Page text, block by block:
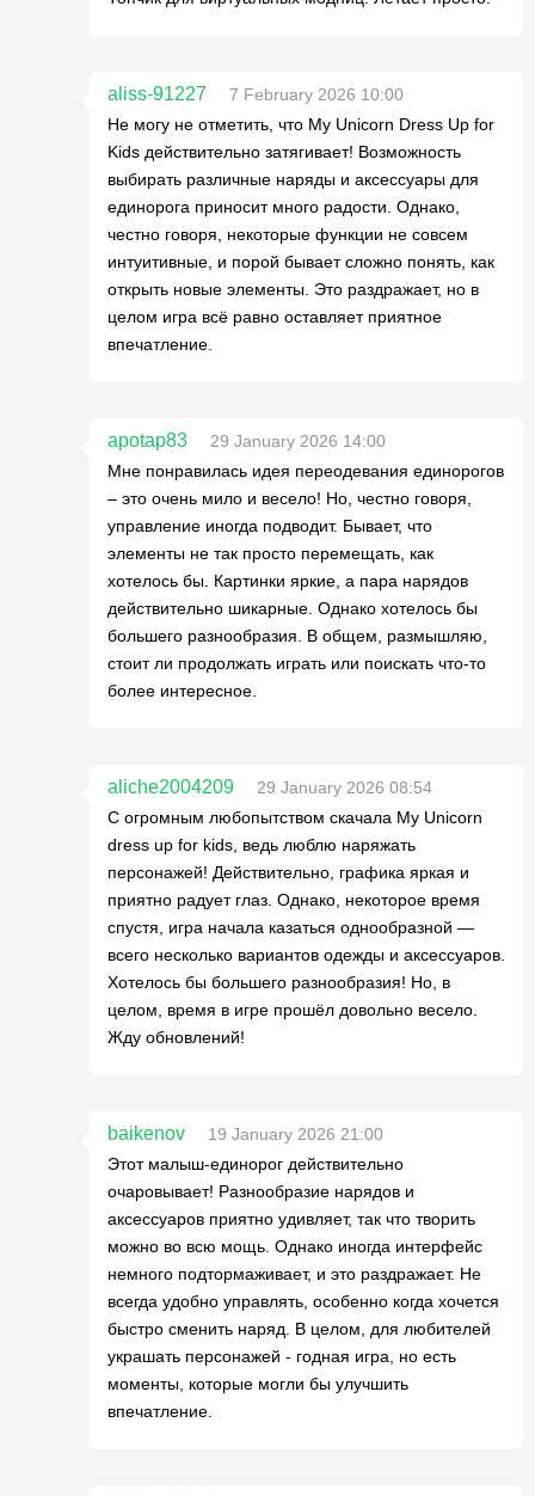
aliss-91227
7 February 2026 10:00
Не могу не отметить, что My Unicorn Dress Up for
Kids действительно затягивает! Возможность
выбирать различные наряды и аксессуары для
единорога приносит много радости. Однако,
честно говоря, некоторые функции не совсем
интуитивные, и порой бывает сложно понять, как
открыть новые элементы. Это раздражает, но в
целом игра всё равно оставляет приятное
впечатление.
apotap83
29 January 2026 14:00
Мне понравилась идея переодевания единорогов
– это очень мило и весело! Но, честно говоря,
управление иногда подводит. Бывает, что
элементы не так просто перемещать, как
хотелось бы. Картинки яркие, а пара нарядов
действительно шикарные. Однако хотелось бы
большего разнообразия. В общем, размышляю,
стоит ли продолжать играть или поискать что-то
более интересное.
aliche2004209
29 January 2026 08:54
С огромным любопытством скачала My Unicorn
dress up for kids, ведь люблю наряжать
персонажей! Действительно, графика яркая и
приятно радует глаз. Однако, некоторое время
спустя, игра начала казаться однообразной —
всего несколько вариантов одежды и аксессуаров.
Хотелось бы большего разнообразия! Но, в
целом, время в игре прошёл довольно весело.
Жду обновлений!
baikenov
19 January 2026 21:00
Этот малыш-единорог действительно
очаровывает! Разнообразие нарядов и
аксессуаров приятно удивляет, так что творить
можно во всю мощь. Однако иногда интерфейс
немного подтормаживает, и это раздражает. Не
всегда удобно управлять, особенно когда хочется
быстро сменить наряд. В целом, для любителей
украшать персонажей - годная игра, но есть
моменты, которые могли бы улучшить
впечатление.